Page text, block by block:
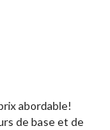
abordable!
de base et de